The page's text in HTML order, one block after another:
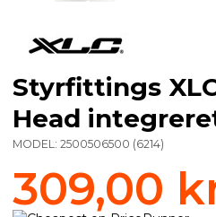
Styrfittings
Head
MODEL: 2500506500 (6214)
309,00